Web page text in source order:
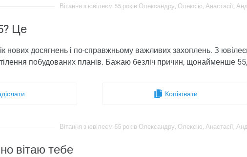
Вітання з ювілеєм 55 років Олександру, Олексію, Анастасії,
Це
нових досягнень і по-справжньому важливих захоплень. З
побудованих планів. Бажаю безліч причин, щонайменше
Копіювати
Вітання з ювілеєм 55 років Олександру, Олексію, Анастасії,
вітаю тебе